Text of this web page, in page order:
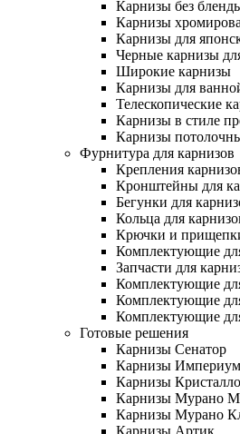
Карнизы без
Карнизы
Карнизы для
Черные карнизы
Широкие карнизы
Карнизы для
Телескопические
Карнизы в стиле
Карнизы
Фурнитура для карнизов
Крепления
Кронштейны для
Бегунки для
Кольца для
Крючки и
Комплектующие
Запчасти для
Комплектующие
Комплектующие
Комплектующие
Готовые решения
Карнизы Сенатор
Карнизы Империум
Карнизы Кристалло
Карнизы Мурано
Карнизы Мурано
Карнизы Артик